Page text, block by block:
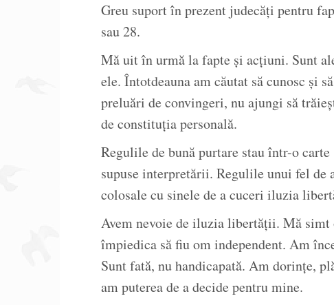
Greu suport în prezent judecăți pentru
sau 28.
Mă uit în urmă la fapte și acțiuni. Sunt
ele. Întotdeauna am căutat să cunosc și
preluări de convingeri, nu ajungi să
de constituția personală.
Regulile de bună purtare stau într-o
supuse interpretării. Regulile unui fel
colosale cu sinele de a cuceri iluzia
Avem nevoie de iluzia libertății. Mă
împiedica să fiu om independent. Am
Sunt fată, nu handicapată. Am dorințe,
am puterea de a decide pentru mine.